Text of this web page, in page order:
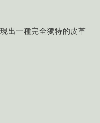
出一種完全獨特的皮革